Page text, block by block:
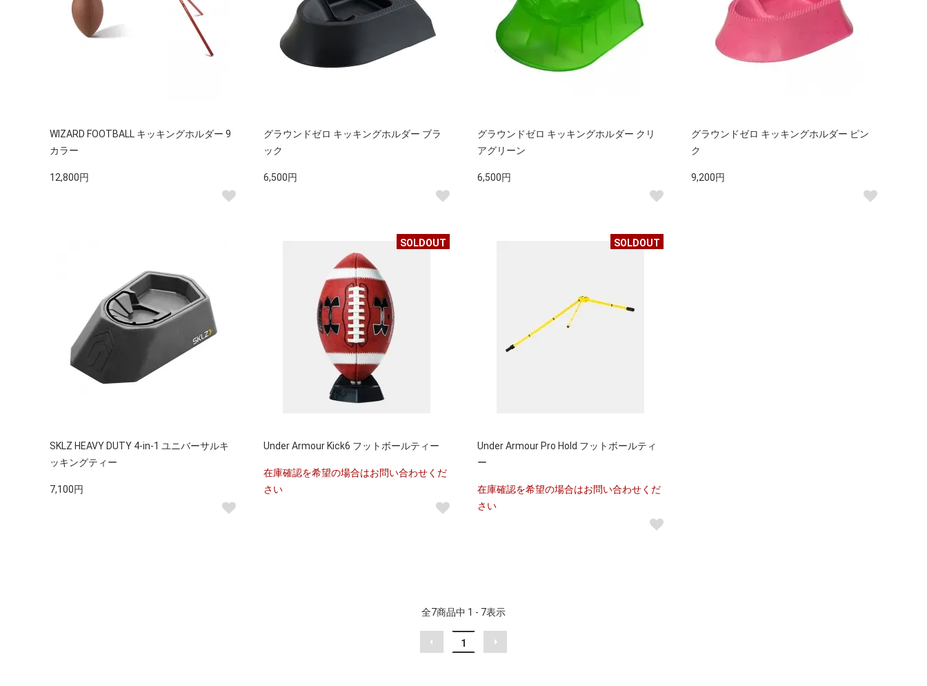
WIZARD FOOTBALL キッキングホルダー 9
カラー
12,800円
グラウンドゼロ キッキングホルダー ブラ
ック
6,500円
グラウンドゼロ キッキングホルダー クリ
アグリーン
6,500円
グラウンドゼロ キッキングホルダー ピン
ク
9,200円
SKLZ HEAVY DUTY 4-in-1 ユニバーサルキ
ッキングティー
7,100円
SOLDOUT
Under Armour Kick6 フットボールティー
在庫確認を希望の場合はお問い合わせくだ
さい
SOLDOUT
Under Armour Pro Hold フットボールティ
ー
在庫確認を希望の場合はお問い合わせくだ
さい
全7商品中 1 - 7表示
1